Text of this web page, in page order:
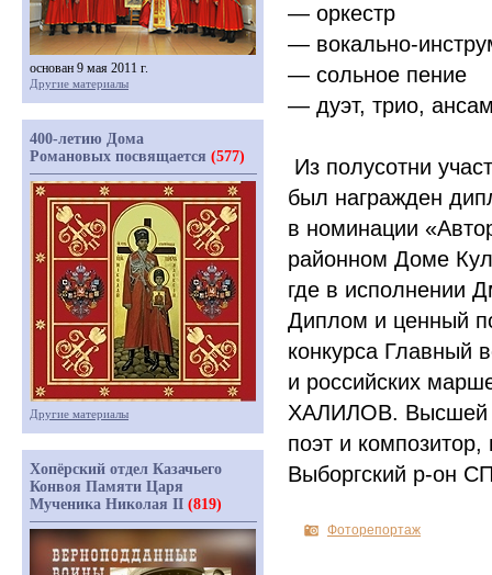
— оркестр
— вокально-
— сольное пение
— дуэт, трио,
Из полусотни
был награжден
в номинации «
районном Доме
где в исполнении
Диплом и ценный
конкурса Главный
и российских
ХАЛИЛОВ. Высшей
поэт и
Выборгский р-он
Фоторепортаж
основан 9 мая 2011 г.
Другие материалы
400-летию Дома
Романовых посвящается (577)
Другие материалы
Хопёрский отдел Казачьего
Конвоя Памяти Царя
Мученика Николая II (819)